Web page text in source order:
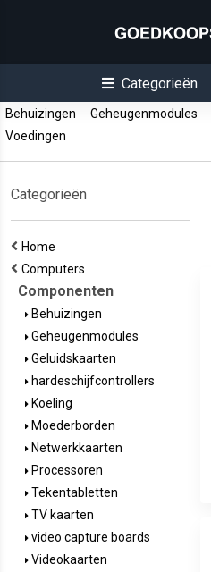
Categorieën
Behuizingen Geheugenmodules
Voedingen
Categorieën
Home
Computers
Componenten
Behuizingen
Geheugenmodules
Geluidskaarten
hardeschijfcontrollers
Koeling
Moederborden
Netwerkkaarten
Processoren
Tekentabletten
TV kaarten
video capture boards
Videokaarten